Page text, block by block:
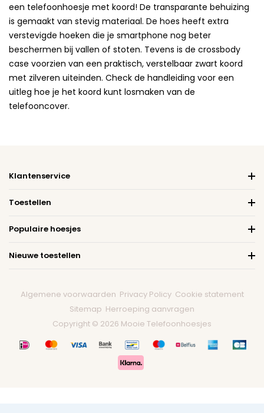
een telefoonhoesje met koord! De transparante behuizing
is gemaakt van stevig materiaal. De hoes heeft extra
verstevigde hoeken die je smartphone nog beter
beschermen bij vallen of stoten. Tevens is de crossbody
case voorzien van een praktisch, verstelbaar zwart koord
met zilveren uiteinden. Check de handleiding voor een
uitleg hoe je het koord kunt losmaken van de
telefooncover.
Klantenservice
Toestellen
Populaire hoesjes
Nieuwe toestellen
Algemene voorwaarden Privacy Policy Cookie statement
Sitemap Herroeping aanvragen
Copyright © 2026 Mooie Telefoonhoesjes